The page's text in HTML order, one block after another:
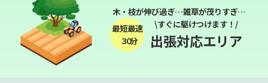
木・枝が伸び過ぎ…雑草が茂りすぎ…
最短最速
３０分
\すぐに駆けつけます！/
出張対応エリア